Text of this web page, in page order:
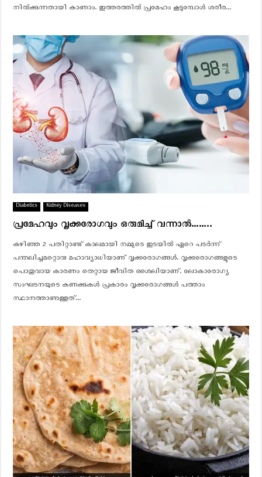
നില്‍ക്കുന്നതായി കാണാം. ഇത്തരത്തില്‍ പ്രമേഹം കൂടുമ്പോള്‍ ശരീര...
Diabetics Kidney Diseases
പ്രമേഹവും വൃക്കരോഗവും ഒരുമിച്ച് വന്നാൽ……..
കഴിഞ്ഞ 2 പതിറ്റാണ്ട് കാലമായി നമ്മുടെ ഇടയിൽ ഏറെ പടർന്ന്
പന്തലിച്ചമറ്റൊരു മഹാവ്യാധിയാണ് വൃക്കരോഗങ്ങൾ. വൃക്കരോഗങ്ങളുടെ
പൊതുവായ കാരണം തെറ്റായ ജീവിത ശൈലിയാണ്. ലോകാരോഗ്യ
സംഘടനയുടെ കണക്കുകൾ പ്രകാരം വൃക്കരോഗങ്ങൾ പത്താം
സ്ഥാനത്താണുള്ളത്...